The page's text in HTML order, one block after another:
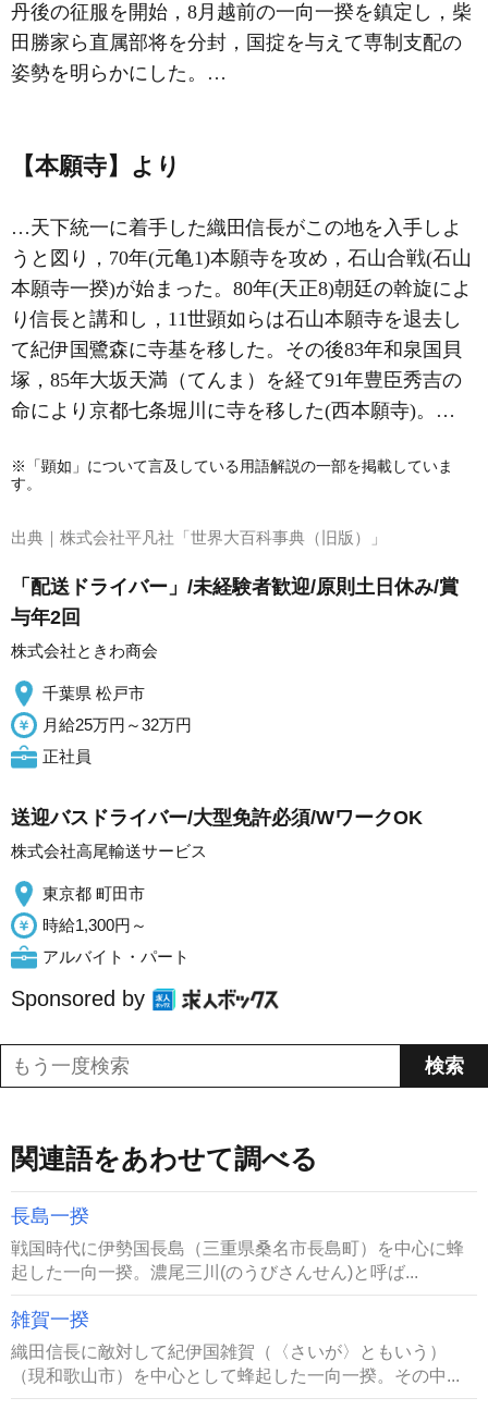
丹後の征服を開始，8月越前の一向一揆を鎮定し，柴
田勝家ら直属部将を分封，国掟を与えて専制支配の
姿勢を明らかにした。…
【本願寺】より
…天下統一に着手した織田信長がこの地を入手しよ
うと図り，70年(元亀1)本願寺を攻め，石山合戦(石山
本願寺一揆)が始まった。80年(天正8)朝廷の斡旋によ
り信長と講和し，11世顕如 らは石山本願寺を退去し
て紀伊国鷺森に寺基を移した。その後83年和泉国貝
塚，85年大坂天満（てんま）を経て91年豊臣秀吉の
命により京都七条堀川に寺を移した(西本願寺)。…
※「顕如」について言及している用語解説の一部を掲載していま
す。
出典｜ 株式会社平凡社「世界大百科事典（旧版）」
「配送ドライバー」/未経験者歓迎/原則土日休み/賞
与年2回
株式会社ときわ商会
千葉県 松戸市
月給25万円～32万円
正社員
送迎バスドライバー/大型免許必須/WワークOK
株式会社高尾輸送サービス
東京都 町田市
時給1,300円～
アルバイト・パート
Sponsored by
関連語をあわせて調べる
長島一揆
戦国時代に伊勢国長島（三重県桑名市長島町）を中心に蜂
起した一向一揆。濃尾三川(のうびさんせん)と呼ば...
雑賀一揆
織田信長に敵対して紀伊国雑賀（〈さいが〉ともいう）
（現和歌山市）を中心として蜂起した一向一揆。その中...